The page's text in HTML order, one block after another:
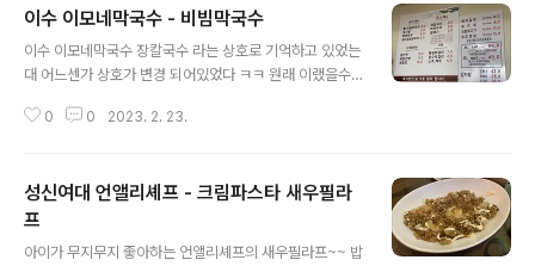
이수 이모네막국수 - 비빔막국수
이수 이모네막국수 장칼국수 라는 상호로 기억하고 있었는
대 어느센가 상호가 변경 되어있었다 ㅋㅋ 원래 이랬을수
버렸드 먹기전에 찍어어 하는대 이미 또 먹어 버렸다. ㅋㅋ
0 0 2023. 2. 23.
성신여대 언앨리셰프 - 크림파스타 새우필라
프
아이가 무지무지 좋아하는 언앨리셰프의 새우필라프~~ 밥